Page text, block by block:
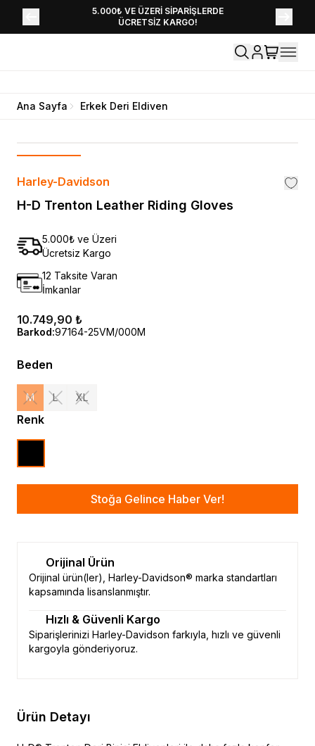
5.000₺ VE ÜZERİ SİPARİŞLERDE
ÜCRETSİZ KARGO!
YENİ SEZON KOLEKSİYONU EKLENDİ,
HEMEN KEŞFET!
Ana Sayfa Erkek Deri Eldiven
Harley-Davidson
H-D Trenton Leather Riding Gloves
5.000₺ ve Üzeri
Ücretsiz Kargo
12 Taksite Varan
İmkanlar
10.749,90 ₺
Barkod:97164-25VM/000M
Beden
M L XL
Renk
Stoğa Gelince Haber Ver!
Orijinal Ürün
Orijinal ürün(ler), Harley-Davidson® marka standartları
kapsamında lisanslanmıştır.
Hızlı & Güvenli Kargo
Siparişlerinizi Harley-Davidson farkıyla, hızlı ve güvenli
kargoyla gönderiyoruz.
Ürün Detayı